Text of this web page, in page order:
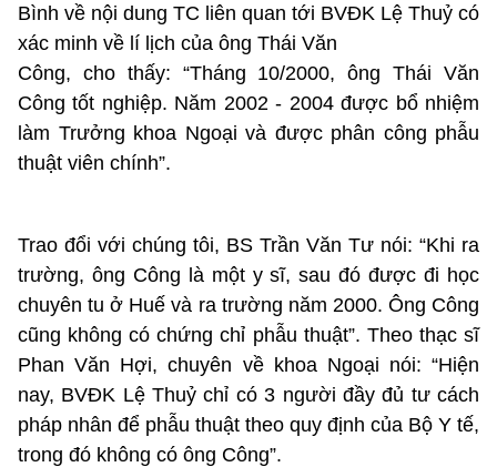
Bình về nội dung TC liên quan tới BVĐK Lệ Thuỷ có
xác minh về lí lịch của ông Thái Văn
Công, cho thấy: “Tháng 10/2000, ông Thái Văn
Công tốt nghiệp. Năm 2002 - 2004 được bổ nhiệm
làm Trưởng khoa Ngoại và được phân công phẫu
thuật viên chính”.
Trao đổi với chúng tôi, BS Trần Văn Tư nói: “Khi ra
trường, ông Công là một y sĩ, sau đó được đi học
chuyên tu ở Huế và ra trường năm 2000. Ông Công
cũng không có chứng chỉ phẫu thuật”. Theo thạc sĩ
Phan Văn Hợi, chuyên về khoa Ngoại nói: “Hiện
nay, BVĐK Lệ Thuỷ chỉ có 3 người đầy đủ tư cách
pháp nhân để phẫu thuật theo quy định của Bộ Y tế,
trong đó không có ông Công”.